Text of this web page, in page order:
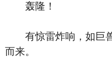
轰隆！
有惊雷炸响，如巨兽
而来。